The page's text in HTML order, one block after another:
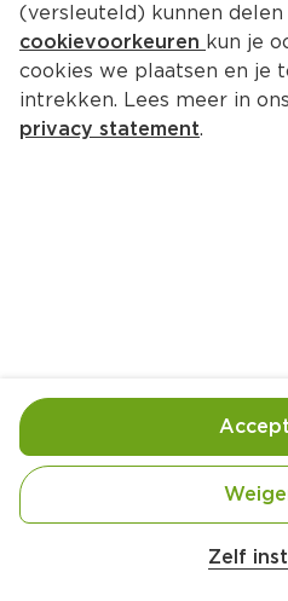
Ingrediënten
Belangrijke
(versleuteld) kunnen delen
cookievoorkeuren kun je
cookies we plaatsen en je
intrekken. Lees meer in ons
privacy statement.
Zelf